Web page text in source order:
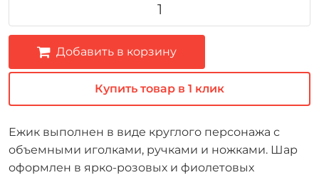
Добавить в корзину
Купить товар в 1 клик
Ежик выполнен в виде круглого персонажа с
объемными иголками, ручками и ножками. Шар
оформлен в ярко-розовых и фиолетовых